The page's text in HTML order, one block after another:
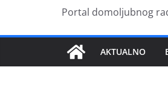
Portal domoljubnog
AKTUALNO